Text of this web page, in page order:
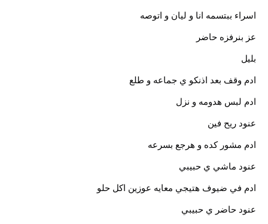
اسراء ببتسمه انا و ليان و اتوصه
عز بنرفزه حاضر
بليل
ادم وقف بعد اذنكو ي جماعه و طلع
ادم لبس هدومه و نزل
عنود ريح فين
ادم مشور كده و هرجع بسرعه
عنود ماشي ي حبيبي
ادم في ضيوف هتيجي معايه عوزين اكل حلو
عنود حاضر ي حبيبي